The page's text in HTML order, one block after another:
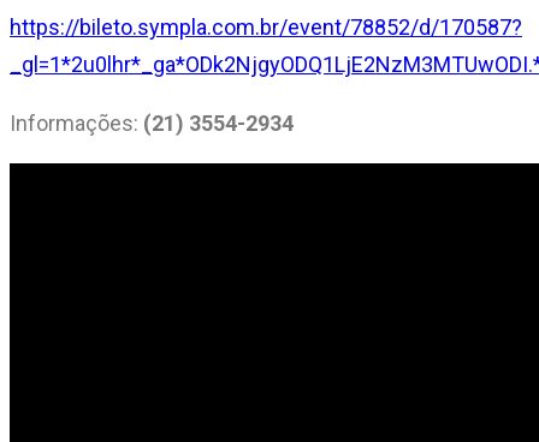
https://bileto.sympla.com.br/event/78852/d/170587?
Informações: (21) 3554-2934